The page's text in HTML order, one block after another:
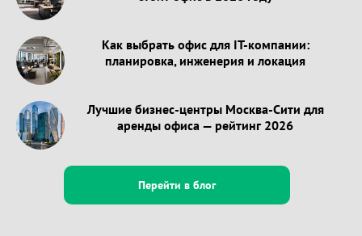
Как выбрать офис для IT-компании:
планировка, инженерия и локация
Лучшие бизнес-центры Москва-Сити для
аренды офиса — рейтинг 2026
Перейти в блог